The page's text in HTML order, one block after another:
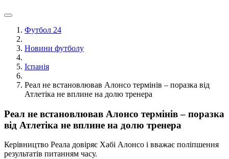
Футбол 24
Новини футболу
Іспанія
Реал не встановлював Алонсо термінів – поразка від
Атлетіка не вплине на долю тренера
Реал не встановлював Алонсо термінів – поразка
від Атлетіка не вплине на долю тренера
Керівництво Реала довіряє Хабі Алонсо і вважає поліпшення
результатів питанням часу.